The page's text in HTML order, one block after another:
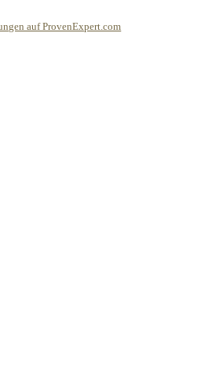
auf ProvenExpert.com